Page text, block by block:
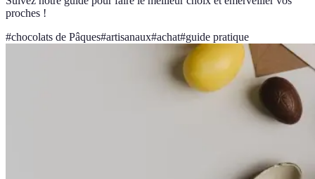
proches !
#chocolats de Pâques#artisanaux#achat#guide pratique